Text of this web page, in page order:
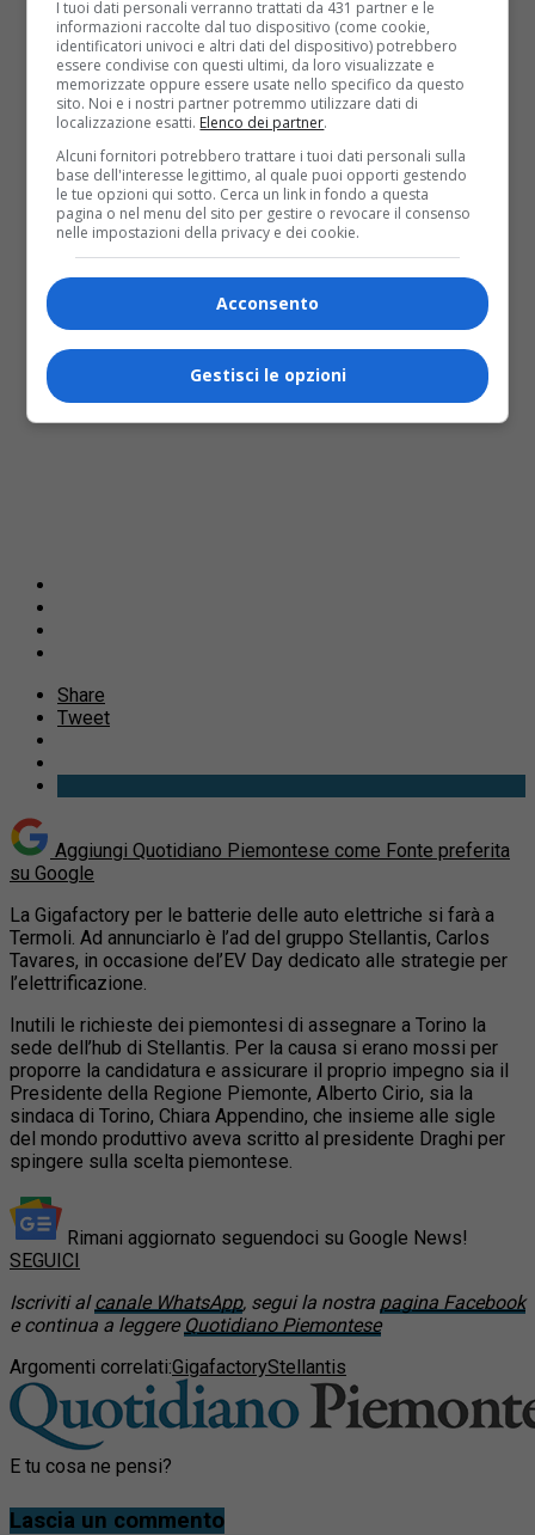
Share
Tweet
Aggiungi Quotidiano Piemontese come Fonte preferita
su Google
La Gigafactory per le batterie delle auto elettriche si farà a
Termoli. Ad annunciarlo è l’ad del gruppo Stellantis, Carlos
Tavares, in occasione del’EV Day dedicato alle strategie per
l’elettrificazione.
Inutili le richieste dei piemontesi di assegnare a Torino la
sede dell’hub di Stellantis. Per la causa si erano mossi per
proporre la candidatura e assicurare il proprio impegno sia il
Presidente della Regione Piemonte, Alberto Cirio, sia la
sindaca di Torino, Chiara Appendino, che insieme alle sigle
del mondo produttivo aveva scritto al presidente Draghi per
spingere sulla scelta piemontese.
Rimani aggiornato seguendoci su Google News!
SEGUICI
Iscriviti alcanale WhatsApp, segui la nostra pagina Facebook
e continua a leggere Quotidiano Piemontese
Argomenti correlati:GigafactoryStellantis
E tu cosa ne pensi?
Lascia un commento
I tuoi dati personali verranno trattati da 431 partner e le
informazioni raccolte dal tuo dispositivo (come cookie,
identificatori univoci e altri dati del dispositivo) potrebbero
essere condivise con questi ultimi, da loro visualizzate e
memorizzate oppure essere usate nello specifico da questo
sito. Noi e i nostri partner potremmo utilizzare dati di
localizzazione esatti. Elenco dei partner.
Alcuni fornitori potrebbero trattare i tuoi dati personali sulla
base dell'interesse legittimo, al quale puoi opporti gestendo
le tue opzioni qui sotto. Cerca un link in fondo a questa
pagina o nel menu del sito per gestire o revocare il consenso
nelle impostazioni della privacy e dei cookie.
Acconsento
Gestisci le opzioni